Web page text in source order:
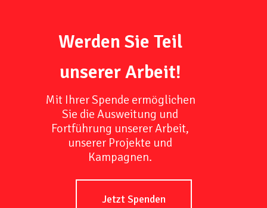
Werden Sie Teil
unserer Arbeit!
Mit Ihrer Spende ermöglichen
Sie die Ausweitung und
Fortführung unserer Arbeit,
unserer Projekte und
Kampagnen.
Jetzt Spenden